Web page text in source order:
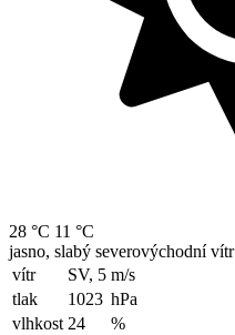
28 °C 11 °C
jasno, slabý severovýchodní vítr
vítr
SV, 5 m/s
tlak
1023 hPa
vlhkost 24 %